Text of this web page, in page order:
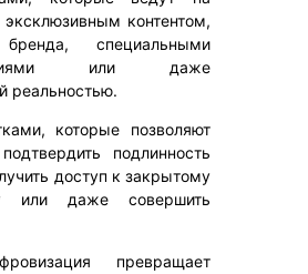
контентом,
специальными
или даже
реальностью.
которые позволяют
подлинность
доступ к закрытому
или даже совершить
превращает